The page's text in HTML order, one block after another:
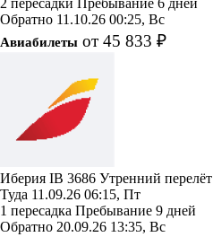
Обратно 11.10.26 00:25, Вс
Авиабилеты от 45 833 ₽
Иберия IB 3686 Утренний перелёт
Туда 11.09.26 06:15, Пт
1 пересадка Пребывание 9 дней
Обратно 20.09.26 13:35, Вс